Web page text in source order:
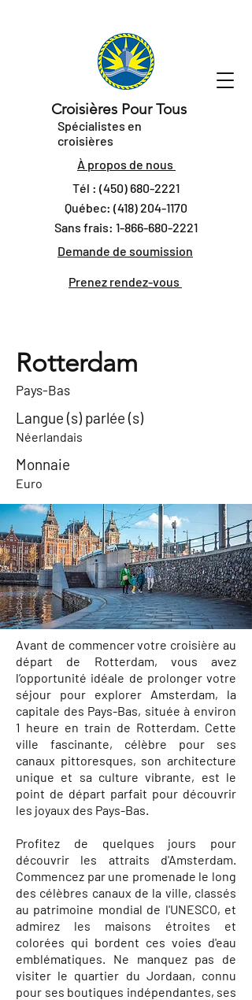
Croisières Pour Tous
Spécialistes en
croisières
À propos de nous
Tél : (450) 680-2221
Québec: (418) 204-1170
Sans frais: 1-866-680-2221
Demande de soumission
Prenez rendez-vous
Rotterdam
Pays-Bas
Langue (s) parlée (s)
Néerlandais
Monnaie
Euro
Avant de commencer votre croisière au
départ de Rotterdam, vous avez
l’opportunité idéale de prolonger votre
séjour pour explorer Amsterdam, la
capitale des Pays-Bas, située à environ
1 heure en train de Rotterdam. Cette
ville fascinante, célèbre pour ses
canaux pittoresques, son architecture
unique et sa culture vibrante, est le
point de départ parfait pour découvrir
les joyaux des Pays-Bas.
Profitez de quelques jours pour
découvrir les attraits d'Amsterdam.
Commencez par une promenade le long
des célèbres canaux de la ville, classés
au patrimoine mondial de l'UNESCO, et
admirez les maisons étroites et
colorées qui bordent ces voies d'eau
emblématiques. Ne manquez pas de
visiter le quartier du Jordaan, connu
pour ses boutiques indépendantes, ses